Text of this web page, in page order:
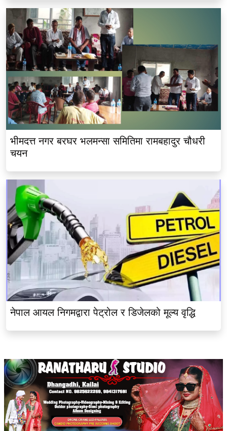
भीमदत्त नगर बरघर भलमन्सा समितिमा रामबहादुर चौधरी
चयन
नेपाल आयल निगमद्वारा पेट्रोल र डिजेलको मूल्य वृद्धि